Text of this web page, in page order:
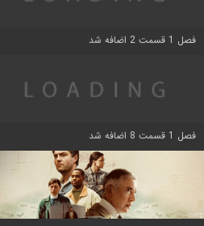
فصل 1 قسمت 2 اضافه شد
فصل 1 قسمت 8 اضافه شد